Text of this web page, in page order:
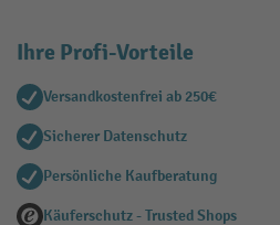
Ihre Profi-Vorteile
Versandkostenfrei ab 250€
Sicherer Datenschutz
Persönliche Kaufberatung
Käuferschutz - Trusted Shops